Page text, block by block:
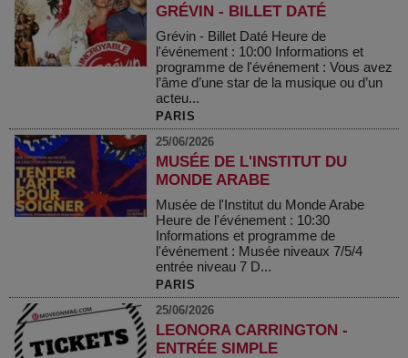
GRÉVIN - BILLET DATÉ
Grévin - Billet Daté Heure de
l'événement : 10:00 Informations et
programme de l'événement : Vous avez
l’âme d’une star de la musique ou d’un
acteu...
PARIS
25/06/2026
MUSÉE DE L'INSTITUT DU
MONDE ARABE
Musée de l'Institut du Monde Arabe
Heure de l'événement : 10:30
Informations et programme de
l'événement : Musée niveaux 7/5/4
entrée niveau 7 D...
PARIS
25/06/2026
LEONORA CARRINGTON -
ENTRÉE SIMPLE